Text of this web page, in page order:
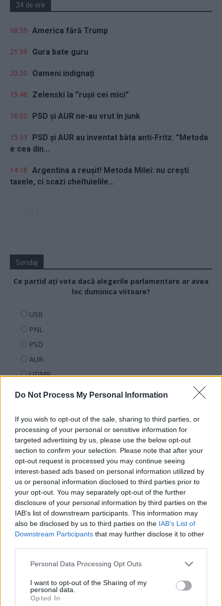
Do Not Process My Personal Information
If you wish to opt-out of the sale, sharing to third parties, or
processing of your personal or sensitive information for
targeted advertising by us, please use the below opt-out
section to confirm your selection. Please note that after your
opt-out request is processed you may continue seeing
interest-based ads based on personal information utilized by
us or personal information disclosed to third parties prior to
your opt-out. You may separately opt-out of the further
disclosure of your personal information by third parties on the
IAB’s list of downstream participants. This information may
also be disclosed by us to third parties on the IAB’s List of
Downstream Participants that may further disclose it to other
Personal Data Processing Opt Outs
I want to opt-out of the Sharing of my
personal data.
Opted In
24 de ore
08.59 America fără Trump
21.59 Gura bate guru
20.20 Oameni indignați
19.46 Zelenski la ”rușii cei mici”
16.05 PSD și AUR ne-au vrut în junk
15.33
PSD și AUR au inventat bâta anti-Fritz. ”Metoda
e cea din...
14.18 Argentina a reușit! Metoda Milei: nu crești
taxele, ci scazi cheltuielile...
Sondaj
Ce partid ați vota dacă alegerile parlamentare ar avea
loc duminica viitoare?
USR
PNL
PSD
AUR
UDMR
PNȚMM
REPER
SENS
SOS (Șoșoacă)
POT (Gavrilă)
PACE (Peia)
Acțiunea Conservatoare (Târziu)
PDF (Lazarus)
PUSL (D. Voiculescu)
PNCR (Terheș)
Partidul Patrioților (Surugiu)
FAR (Coarnă)